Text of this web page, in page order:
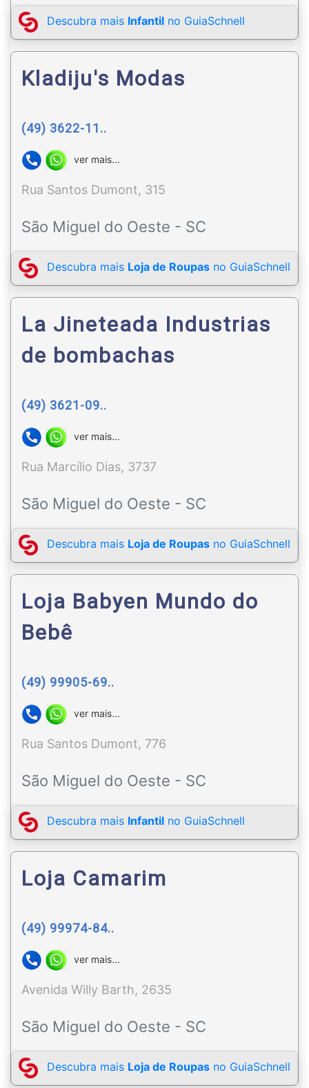
Descubra mais Infantil no GuiaSchnell
Kladiju's Modas
(49) 3622-11..
ver mais...
Rua Santos Dumont, 315
São Miguel do Oeste - SC
Descubra mais Loja de Roupas no GuiaSchnell
La Jineteada Industrias
de bombachas
(49) 3621-09..
ver mais...
Rua Marcílio Dias, 3737
São Miguel do Oeste - SC
Descubra mais Loja de Roupas no GuiaSchnell
Loja Babyen Mundo do
Bebê
(49) 99905-69..
ver mais...
Rua Santos Dumont, 776
São Miguel do Oeste - SC
Descubra mais Infantil no GuiaSchnell
Loja Camarim
(49) 99974-84..
ver mais...
Avenida Willy Barth, 2635
São Miguel do Oeste - SC
Descubra mais Loja de Roupas no GuiaSchnell